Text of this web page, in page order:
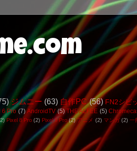
ジムニー (63) 自作PC (56) FN2シビ
6 Pro (7) AndroidTV (5) THE ALFEE (5)
Pixel 8 Pro (2) Pixel 9 Pro (2) アニメ (2) マンガ (2) 一